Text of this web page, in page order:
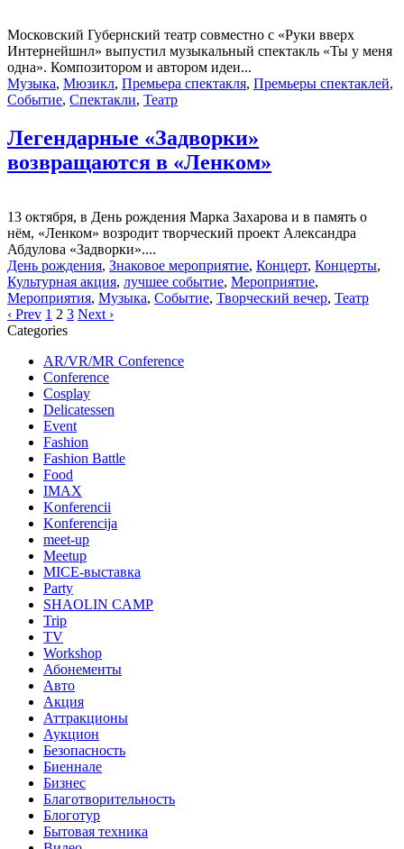
Московский Губернский театр совместно с «Руки вверх
Интернейшнл» выпустил музыкальный спектакль «Ты у меня
одна». Композитором и автором идеи...
Музыка, Мюзикл, Премьера спектакля, Премьеры спектаклей,
Событие, Спектакли, Театр
Легендарные «Задворки»
возвращаются в «Ленком»
13 октября, в День рождения Марка Захарова и в память о
нём, «Ленком» возродит творческий проект Александра
Абдулова «Задворки»....
День рождения, Знаковое мероприятие, Концерт, Концерты,
Культурная акция, лучшее событие, Мероприятие,
Мероприятия, Музыка, Событие, Творческий вечер, Театр
‹ Prev 1 2 3 Next ›
Categories
AR/VR/MR Conference
Conference
Cosplay
Delicatessen
Event
Fashion
Fashion Battle
Food
IMAX
Konferencii
Konferencija
meet-up
Meetup
MICE-выставка
Party
SHAOLIN CAMP
Trip
TV
Workshop
Абонементы
Авто
Акция
Аттракционы
Аукцион
Безопасность
Биеннале
Бизнес
Благотворительность
Блоготур
Бытовая техника